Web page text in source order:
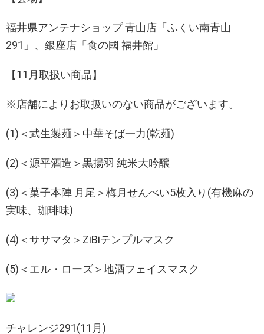
福井県アンテナショップ 青山店「ふくい南青山
291」、銀座店「食の國 福井館」
【11月取扱い商品】
※店舗によりお取扱いのない商品がございます。
(1)＜武生製麺＞中華そば一力(乾麺)
(2)＜源平酒造＞黒揚羽 純米大吟醸
(3)＜菓子本陣 月尾＞梅月せんべい5枚入り(有機麻の
実味、珈琲味)
(4)＜ササマタ＞ZiBiテンプルマスク
(5)＜エル・ローズ＞地酒フェイスマスク
チャレンジ291(11月)